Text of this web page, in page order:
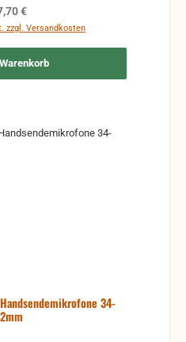
Preis:
€
zzgl. Versandkosten
34-